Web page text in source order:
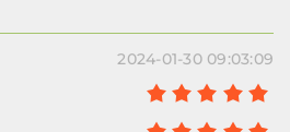
2024-01-30 09:03:09